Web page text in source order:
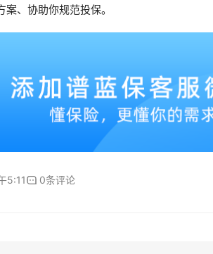
、协助你规范投保。
5:11 0条评论